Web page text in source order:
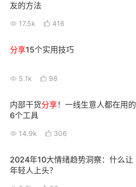
友的方法
17.5k 416
分享15个实用技巧
5.1k 98
内部干货分享！一线生意人都在用的
6个工具
14.9k 306
2024年10大情绪趋势洞察：什么让
年轻人上头？